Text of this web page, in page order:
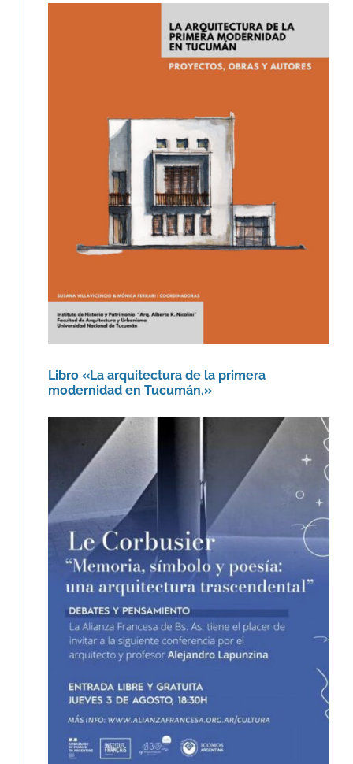
Libro «La arquitectura de la
primera modernidad en Tucumán.»
Novedades
Libro «La arquitectura de la primera
modernidad en Tucumán.»
Le Corbusier. Memoria, símbolo y
poesía: una arquitectura
trascendental.
Agenda